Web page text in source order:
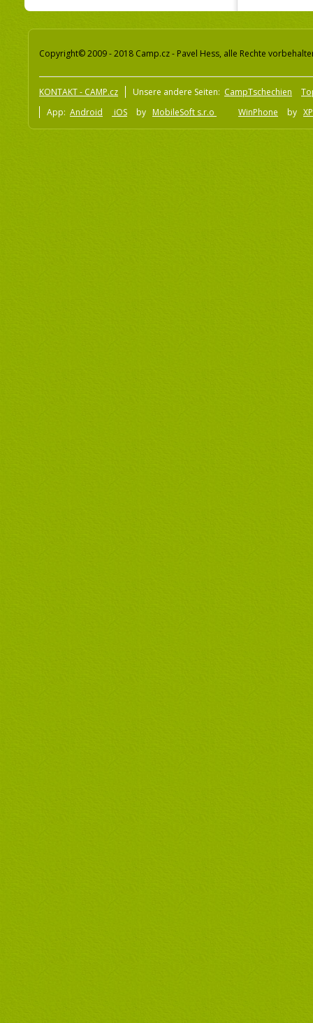
Copyright© 2009 - 2018 Camp.cz - Pavel Hess, alle Rechte
KONTAKT - CAMP.cz Unsere andere Seiten: CampTschechien
App: Android iOS by MobileSoft s.r.o WinPhone by